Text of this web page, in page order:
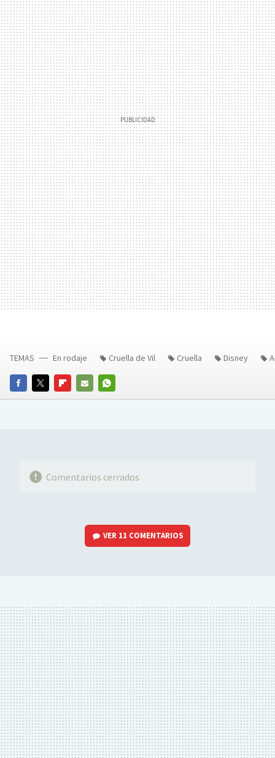
FACEBOOKTWITTERFLIPBOARD
E-
WHATSAPP
TEMAS En rodaje Cruella de Vil Cruella Disney
Comentarios cerrados
VER 11 COMENTARIOS